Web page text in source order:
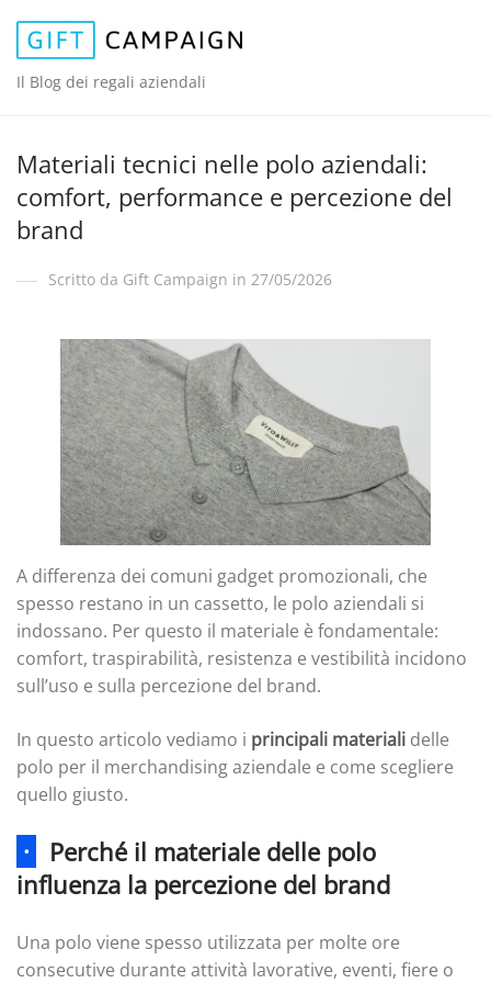
Il Blog dei regali aziendali
Materiali tecnici nelle polo aziendali:
comfort, performance e percezione del
brand
Scritto da Gift Campaign in 27/05/2026
A differenza dei comuni gadget promozionali, che
spesso restano in un cassetto, le polo aziendali si
indossano. Per questo il materiale è fondamentale:
comfort, traspirabilità, resistenza e vestibilità incidono
sull’uso e sulla percezione del brand.
In questo articolo vediamo i principali materiali delle
polo per il merchandising aziendale e come scegliere
quello giusto.
·
Perché il materiale delle polo
influenza la percezione del brand
Una polo viene spesso utilizzata per molte ore
consecutive durante attività lavorative, eventi, fiere o